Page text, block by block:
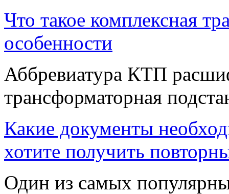
Что такое комплексная
особенности
Аббревиатура КТП
трансформаторная
Какие документы
хотите получить
Один из самых